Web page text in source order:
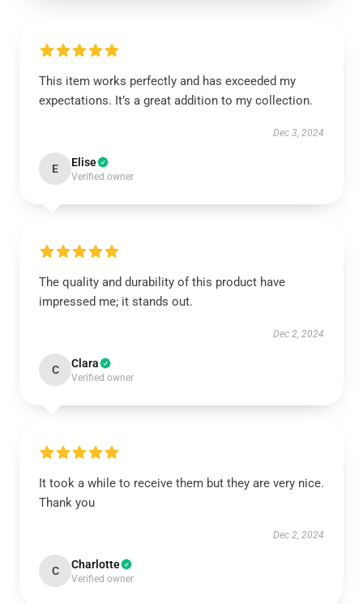
This item works perfectly and has exceeded my
expectations. It’s a great addition to my collection.
Dec 3, 2024
E Elise
Verified owner
The quality and durability of this product have
impressed me; it stands out.
Dec 2, 2024
C Clara
Verified owner
It took a while to receive them but they are very nice.
Thank you
Dec 2, 2024
C Charlotte
Verified owner